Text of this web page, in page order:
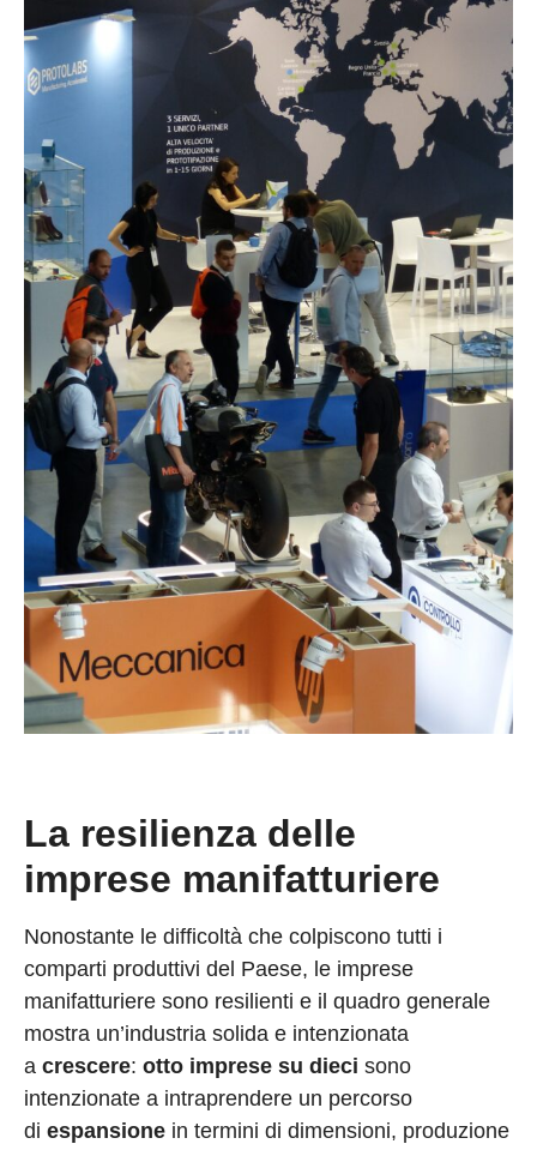
La resilienza delle
imprese manifatturiere
Nonostante le difficoltà che colpiscono tutti i
comparti produttivi del Paese, le imprese
manifatturiere sono resilienti e il quadro generale
mostra un’industria solida e intenzionata
a crescere: otto imprese su dieci sono
intenzionate a intraprendere un percorso
di espansione in termini di dimensioni, produzione